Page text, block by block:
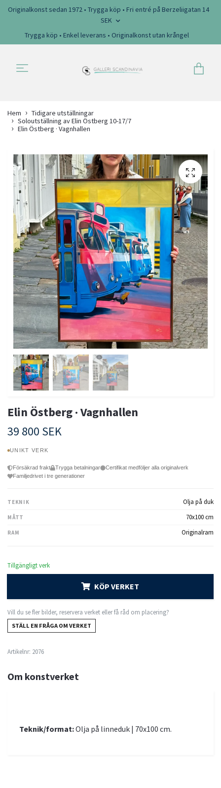
Originalkonst sedan 1972 • Trygga köp • Fri entré på Berzeliigatan 14
SEK
Trygga köp • Enkel leverans • Originalkonst utan krångel
Hem
Tidigare utställningar
Soloutställning av Elin Östberg 10-17/7
Elin Östberg · Vagnhallen
Elin Östberg · Vagnhallen
39 800 SEK
UNIKT VERK
Försäkrad frakt Trygga betalningar
Certifikat medföljer alla originalverk
Familjedrivet i tre generationer
TEKNIK Olja på duk
MÅTT 70x100 cm
RAM Originalram
Tillgängligt verk
KÖP VERKET
Vill du se fler bilder, reservera verket eller få råd om placering?
STÄLL EN FRÅGA OM VERKET
Artikelnr: 2076
Om konstverket
Teknik/format:Olja på linneduk | 70x100 cm.